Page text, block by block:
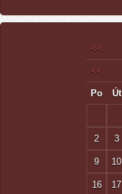
<<
<<
Po Út
2 3
9 10
16 17